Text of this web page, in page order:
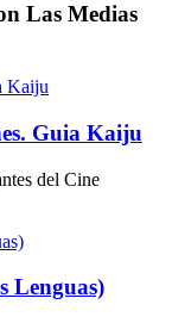
Las Medias
Guia Kaiju
del Cine
Lenguas)